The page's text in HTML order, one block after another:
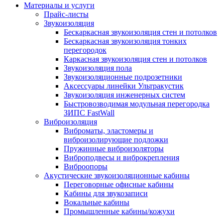
Материалы и услуги
Прайс-листы
Звукоизоляция
Бескаркасная звукоизоляция стен и потолков
Бескаркасная звукоизоляция тонких
перегородок
Каркасная звукоизоляция стен и потолков
Звукоизоляция пола
Звукоизоляционные подрозетники
Аксессуары линейки Ультракустик
Звукоизоляция инженерных систем
Быстровозводимая модульная перегородка
ЗИПС FastWall
Виброизоляция
Виброматы, эластомеры и
виброизолирующие подложки
Пружинные виброизоляторы
Виброподвесы и виброкрепления
Виброопоры
Акустические звукоизоляционные кабины
Переговорные офисные кабины
Кабины для звукозаписи
Вокальные кабины
Промышленные кабины/кожухи